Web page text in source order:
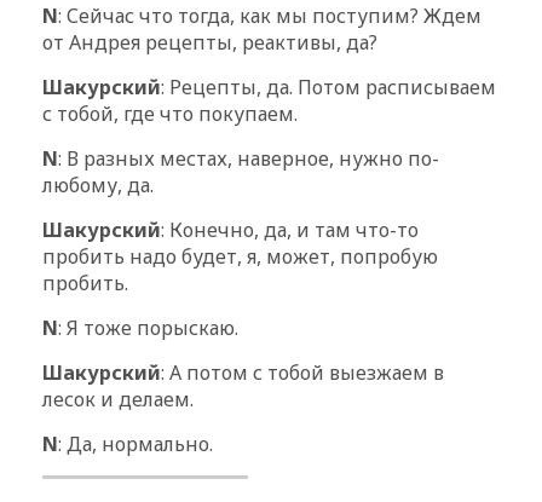
N: Сейчас что тогда, как мы поступим? Ждем
от Андрея рецепты, реактивы, да?
Шакурский: Рецепты, да. Потом расписываем
с тобой, где что покупаем.
N: В разных местах, наверное, нужно по-
любому, да.
Шакурский: Конечно, да, и там что-то
пробить надо будет, я, может, попробую
пробить.
N: Я тоже порыскаю.
Шакурский: А потом с тобой выезжаем в
лесок и делаем.
N: Да, нормально.